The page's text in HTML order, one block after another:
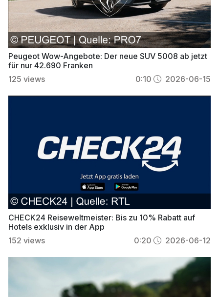
Peugeot Wow-Angebote: Der neue SUV 5008 ab jetzt
für nur 42.690 Franken
125 views 0:10 2026-06-15
CHECK24 Reiseweltmeister: Bis zu 10% Rabatt auf
Hotels exklusiv in der App
152 views 0:20 2026-06-12